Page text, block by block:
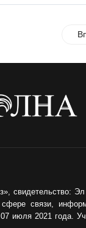
свидетельство:
связи,
июля 2021 года.